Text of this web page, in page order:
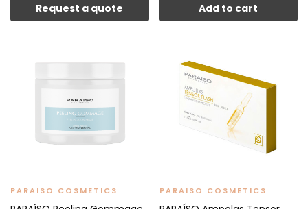
Request a quote Add to cart
PARAISO COSMETICS PARAISO COSMETICS